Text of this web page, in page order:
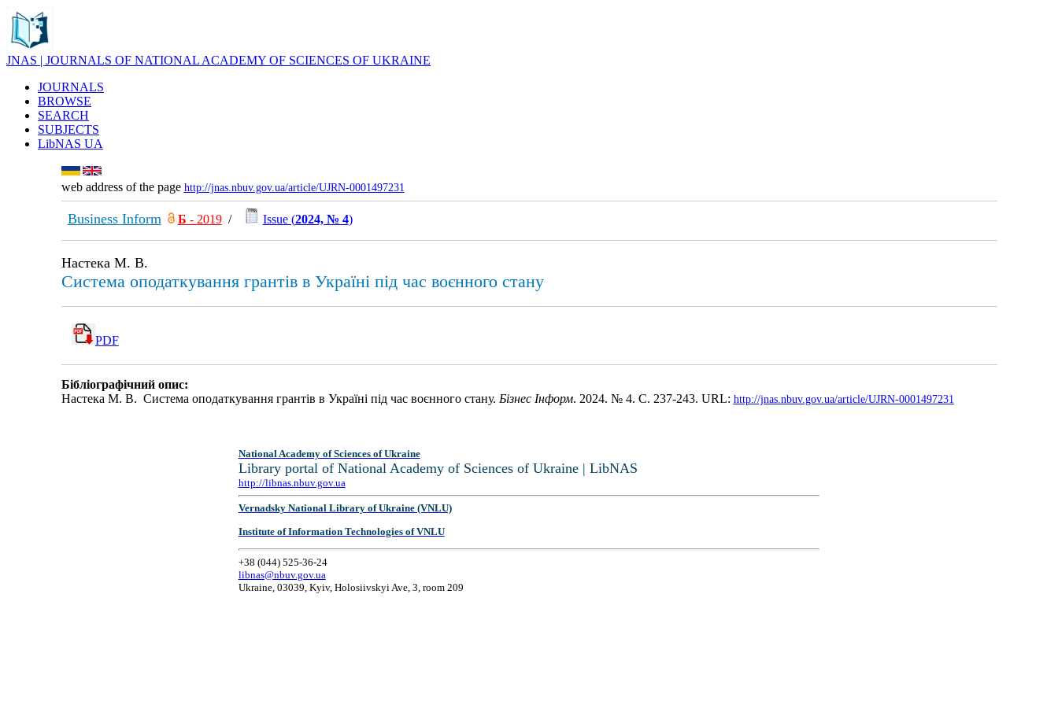
JNAS | JOURNALS OF NATIONAL ACADEMY OF SCIENCES OF UKRAINE
JOURNALS
BROWSE
SEARCH
SUBJECTS
LibNAS UA
web address of the page http://jnas.nbuv.gov.ua/article/UJRN-0001497231
Business Inform Б - 2019/ Issue (2024, № 4)
Настека М. В.
Система оподаткування грантів в Україні під час воєнного стану
PDF
Бібліографічний опис:
Настека М. В. Система оподаткування грантів в Україні під час воєнного стану. Бізнес Інформ. 2024. № 4. С. 237-243. URL: http://jnas.nbuv.gov.ua/article/UJRN-0001497231
National Academy of Sciences of Ukraine
Library portal of National Academy of Sciences of Ukraine | LibNAS
http://libnas.nbuv.gov.ua
Vernadsky National Library of Ukraine (VNLU)
Institute of Information Technologies of VNLU
+38 (044) 525-36-24
libnas@nbuv.gov.ua
Ukraine, 03039, Kyiv, Holosiivskyi Ave, 3, room 209